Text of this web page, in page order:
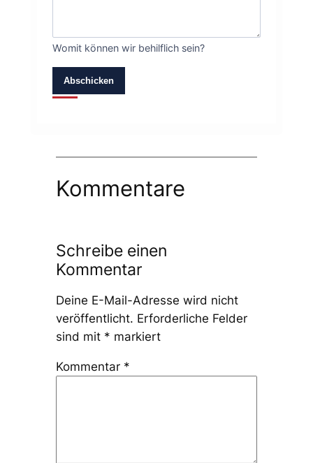
Womit können wir behilflich sein?
Abschicken
Kommentare
Schreibe einen
Kommentar
Deine E-Mail-Adresse wird nicht
veröffentlicht. Erforderliche Felder
sind mit * markiert
Kommentar *